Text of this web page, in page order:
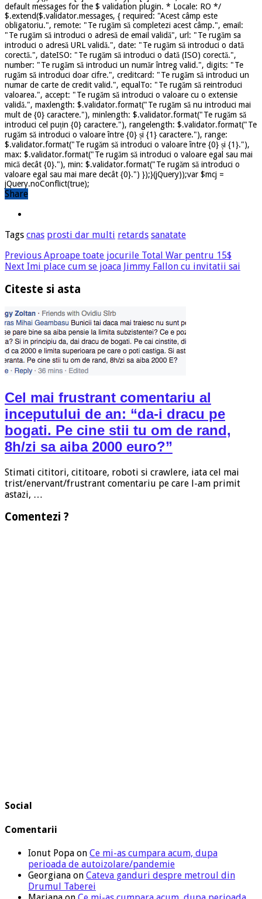
default messages for the $ validation plugin. * Locale: RO */
$.extend($.validator.messages, { required: "Acest câmp este
obligatoriu.", remote: "Te rugăm să completezi acest câmp.", email:
"Te rugăm să introduci o adresă de email validă", url: "Te rugăm sa
introduci o adresă URL validă.", date: "Te rugăm să introduci o dată
corectă.", dateISO: "Te rugăm să introduci o dată (ISO) corectă.",
number: "Te rugăm să introduci un număr întreg valid.", digits: "Te
rugăm să introduci doar cifre.", creditcard: "Te rugăm să introduci un
numar de carte de credit valid.", equalTo: "Te rugăm să reintroduci
valoarea.", accept: "Te rugăm să introduci o valoare cu o extensie
validă.", maxlength: $.validator.format("Te rugăm să nu introduci mai
mult de {0} caractere."), minlength: $.validator.format("Te rugăm să
introduci cel puțin {0} caractere."), rangelength: $.validator.format("Te
rugăm să introduci o valoare între {0} și {1} caractere."), range:
$.validator.format("Te rugăm să introduci o valoare între {0} și {1}."),
max: $.validator.format("Te rugăm să introduci o valoare egal sau mai
mică decât {0}."), min: $.validator.format("Te rugăm să introduci o
valoare egal sau mai mare decât {0}.") });}(jQuery));var $mcj =
jQuery.noConflict(true);
Share
Tags cnas prosti dar multi retards sanatate
Previous Aproape toate jocurile Total War pentru 15$
Next Imi place cum se joaca Jimmy Fallon cu invitatii sai
Citeste si asta
Cel mai frustrant comentariu al
inceputului de an: “da-i dracu pe
bogati. Pe cine stii tu om de rand,
8h/zi sa aiba 2000 euro?”
Stimati cititori, cititoare, roboti si crawlere, iata cel mai
trist/enervant/frustrant comentariu pe care l-am primit
astazi, …
Comentezi ?
Social
Comentarii
Ionut Popa on Ce mi-as cumpara acum, dupa
perioada de autoizolare/pandemie
Georgiana on Cateva ganduri despre metroul din
Drumul Taberei